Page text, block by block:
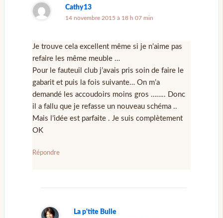
Cathy13
14 novembre 2015 à 18 h 07 min
Je trouve cela excellent même si je n’aime pas
refaire les même meuble …
Pour le fauteuil club j’avais pris soin de faire le
gabarit et puis la fois suivante… On m’a
demandé les accoudoirs moins gros …….. Donc
il a fallu que je refasse un nouveau schéma ..
Mais l’idée est parfaite . Je suis complètement
OK
Répondre
La p'tite Bulle